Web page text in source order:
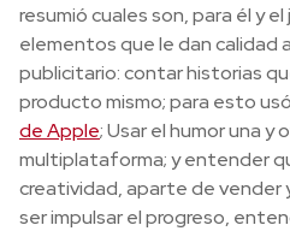
resumió cuales son, para él y
elementos que le dan calidad
publicitario: contar historias
producto mismo; para esto
de Apple; Usar el humor una y
multiplataforma; y entender
creatividad, aparte de vender
ser impulsar el progreso,